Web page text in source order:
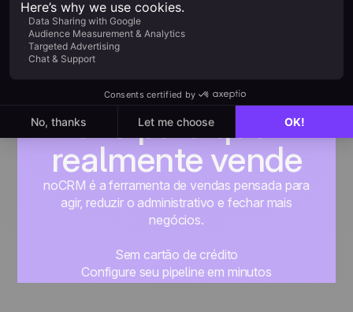
Feito para quem
realmente vende
noCRM é a ferramenta de vendas pensada para
agir, reduzir o administrativo e fechar mais
negócios.
Sem cartão de crédito
Configure seu pipeline em minutos